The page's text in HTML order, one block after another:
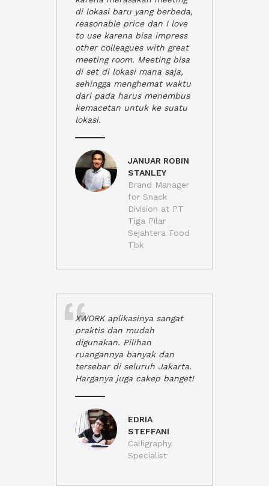
di lokasi baru yang berbeda,
reasonable price dan I love
to use karena bisa impress
other colleagues with great
meeting room. Meeting bisa
di set di lokasi mana saja,
sehingga menghemat waktu
dari pada harus menembus
kemacetan untuk ke suatu
lokasi.
JANUAR ROBIN
STANLEY
Brand Manager
for Snack
Division at PT
Tiga Pilar
Sejahtera Food
Tbk
XWORK aplikasinya sangat
praktis dan mudah
digunakan. Pilihan
ruangannya banyak dan
tersebar di seluruh Jakarta.
Harganya juga cakep banget!
EDRIA
STEFFANI
Calligraphy
Specialist